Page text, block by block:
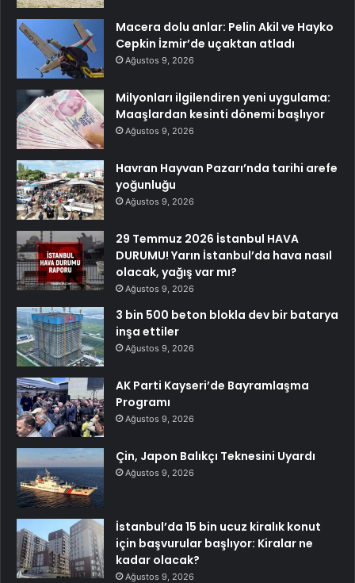
Macera dolu anlar: Pelin Akil ve Hayko
Cepkin İzmir’de uçaktan atladı
Ağustos 9, 2026
Milyonları ilgilendiren yeni uygulama:
Maaşlardan kesinti dönemi başlıyor
Ağustos 9, 2026
Havran Hayvan Pazarı’nda tarihi arefe
yoğunluğu
Ağustos 9, 2026
29 Temmuz 2026 İstanbul HAVA
DURUMU! Yarın İstanbul’da hava nasıl
olacak, yağış var mı?
Ağustos 9, 2026
3 bin 500 beton blokla dev bir batarya
inşa ettiler
Ağustos 9, 2026
AK Parti Kayseri’de Bayramlaşma
Programı
Ağustos 9, 2026
Çin, Japon Balıkçı Teknesini Uyardı
Ağustos 9, 2026
İstanbul’da 15 bin ucuz kiralık konut
için başvurular başlıyor: Kiralar ne
kadar olacak?
Ağustos 9, 2026